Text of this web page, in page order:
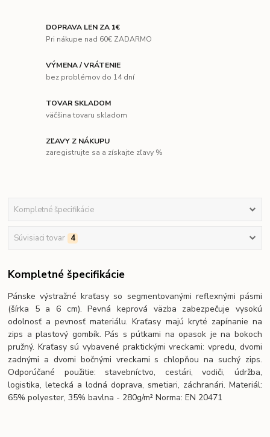
DOPRAVA LEN ZA 1€
Pri nákupe nad 60€ ZADARMO
VÝMENA / VRÁTENIE
bez problémov do 14 dní
TOVAR SKLADOM
väčšina tovaru skladom
ZĽAVY Z NÁKUPU
zaregistrujte sa a získajte zľavy %
Kompletné špecifikácie
Súvisiaci tovar 4
Kompletné špecifikácie
Pánske výstražné kraťasy so segmentovanými reflexnými pásmi
(šírka 5 a 6 cm). Pevná keprová väzba zabezpečuje vysokú
odolnosť a pevnosť materiálu. Kraťasy majú kryté zapínanie na
zips a plastový gombík. Pás s pútkami na opasok je na bokoch
pružný. Kraťasy sú vybavené praktickými vreckami: vpredu, dvomi
zadnými a dvomi bočnými vreckami s chlopňou na suchý zips.
Odporúčané použitie: stavebníctvo, cestári, vodiči, údržba,
logistika, letecká a lodná doprava, smetiari, záchranári. Materiál:
65% polyester, 35% bavlna - 280g/m² Norma: EN 20471